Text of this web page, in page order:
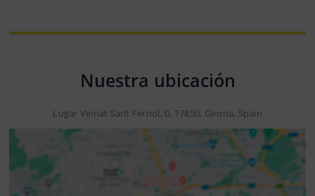
Nuestra ubicación
Lugar Veinat Sant Ferriol, 0, 17850, Girona, Spain